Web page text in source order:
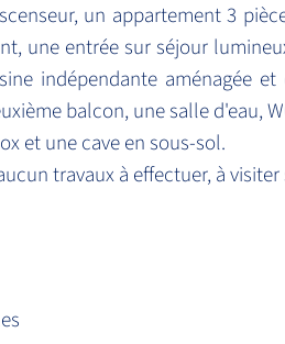
un appartement 3
une entrée sur séjour
indépendante aménagée
balcon, une salle d'eau,
et une cave en sous-sol.
travaux à effectuer, à